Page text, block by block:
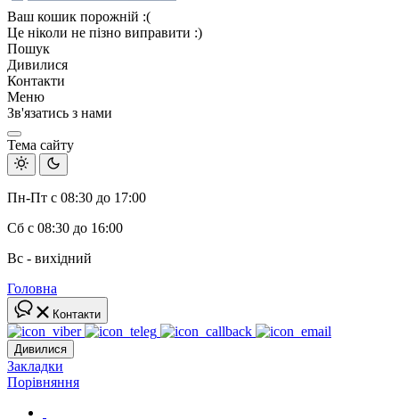
Ваш кошик порожній :(
Це ніколи не пізно виправити :)
Пошук
Дивилися
Контакти
Меню
Зв'язатись з нами
Тема сайту
Пн-Пт с 08:30 до 17:00
Сб с 08:30 до 16:00
Вс - вихідний
Головна
Контакти
Дивилися
Закладки
Порівняння